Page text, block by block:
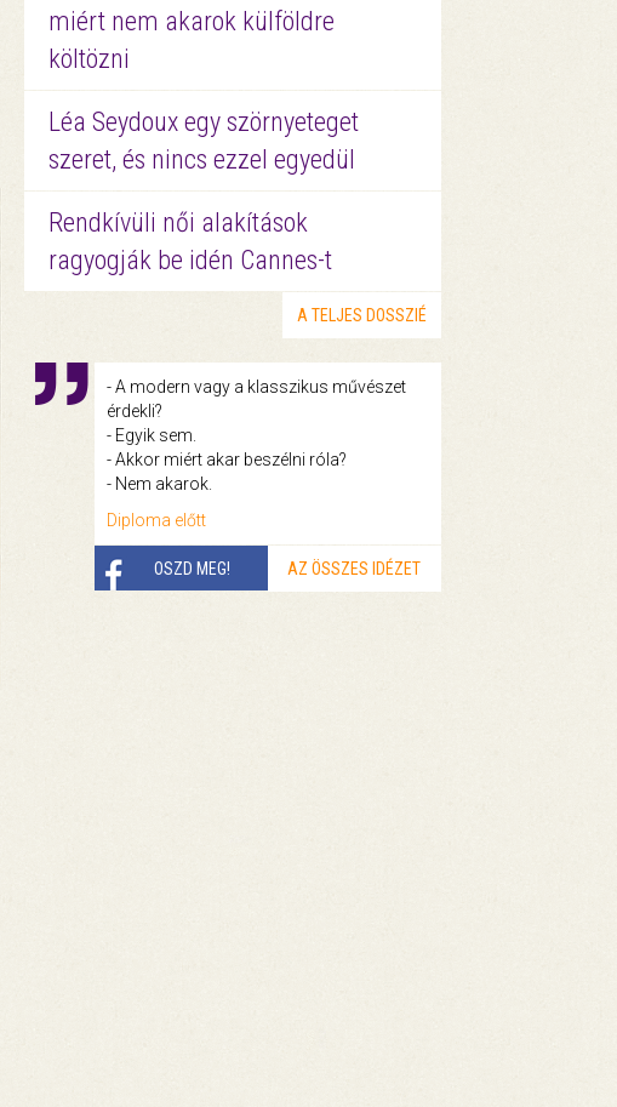
miért nem akarok külföldre
költözni
Léa Seydoux egy szörnyeteget
szeret, és nincs ezzel egyedül
Rendkívüli női alakítások
ragyogják be idén Cannes-t
A TELJES DOSSZIÉ
- A modern vagy a klasszikus művészet
érdekli?
- Egyik sem.
- Akkor miért akar beszélni róla?
- Nem akarok.
Diploma előtt
OSZD MEG! AZ ÖSSZES IDÉZET